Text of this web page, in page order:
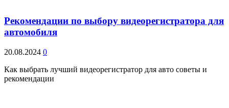
Рекомендации по выбору видеорегистратора для
автомобиля
20.08.2024 0
Как выбрать лучший видеорегистратор для авто советы и
рекомендации